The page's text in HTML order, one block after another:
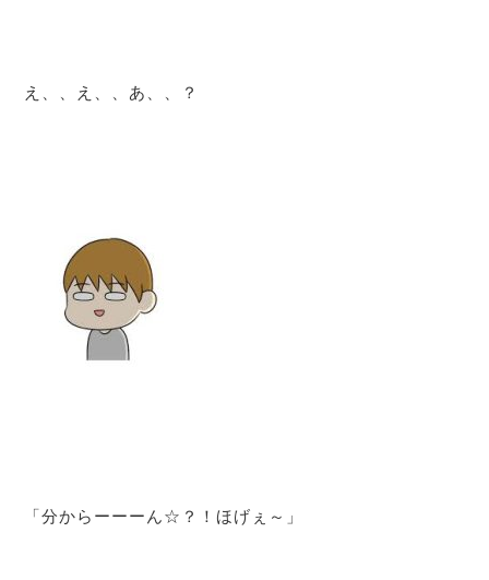
え、、え、、あ、、？
「分からーーーん☆？！ほげぇ～」